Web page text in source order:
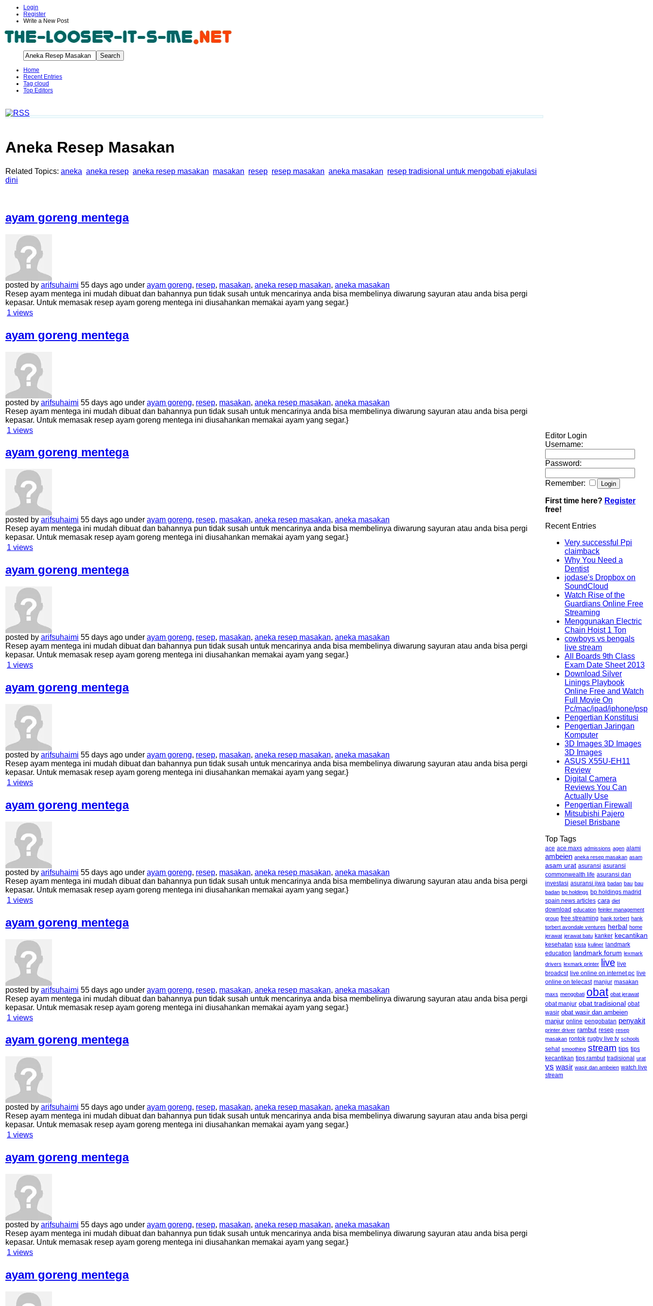
Login
Register
Write a New Post
Home
Recent Entries
Tag cloud
Top Editors
Aneka Resep Masakan
Related Topics: aneka aneka resep aneka resep masakan masakan resep resep masakan aneka masakan resep tradisional untuk mengobati ejakulasi
dini
ayam goreng mentega
posted by arifsuhaimi 55 days ago under ayam goreng, resep, masakan, aneka resep masakan, aneka masakan
Resep ayam mentega ini mudah dibuat dan bahannya pun tidak susah untuk mencarinya anda bisa membelinya diwarung sayuran atau anda bisa pergi
kepasar. Untuk memasak resep ayam goreng mentega ini diusahankan memakai ayam yang segar.}
1 views
ayam goreng mentega
posted by arifsuhaimi 55 days ago under ayam goreng, resep, masakan, aneka resep masakan, aneka masakan
Resep ayam mentega ini mudah dibuat dan bahannya pun tidak susah untuk mencarinya anda bisa membelinya diwarung sayuran atau anda bisa pergi
kepasar. Untuk memasak resep ayam goreng mentega ini diusahankan memakai ayam yang segar.}
1 views
ayam goreng mentega
posted by arifsuhaimi 55 days ago under ayam goreng, resep, masakan, aneka resep masakan, aneka masakan
Resep ayam mentega ini mudah dibuat dan bahannya pun tidak susah untuk mencarinya anda bisa membelinya diwarung sayuran atau anda bisa pergi
kepasar. Untuk memasak resep ayam goreng mentega ini diusahankan memakai ayam yang segar.}
1 views
ayam goreng mentega
posted by arifsuhaimi 55 days ago under ayam goreng, resep, masakan, aneka resep masakan, aneka masakan
Resep ayam mentega ini mudah dibuat dan bahannya pun tidak susah untuk mencarinya anda bisa membelinya diwarung sayuran atau anda bisa pergi
kepasar. Untuk memasak resep ayam goreng mentega ini diusahankan memakai ayam yang segar.}
1 views
ayam goreng mentega
posted by arifsuhaimi 55 days ago under ayam goreng, resep, masakan, aneka resep masakan, aneka masakan
Resep ayam mentega ini mudah dibuat dan bahannya pun tidak susah untuk mencarinya anda bisa membelinya diwarung sayuran atau anda bisa pergi
kepasar. Untuk memasak resep ayam goreng mentega ini diusahankan memakai ayam yang segar.}
1 views
ayam goreng mentega
posted by arifsuhaimi 55 days ago under ayam goreng, resep, masakan, aneka resep masakan, aneka masakan
Resep ayam mentega ini mudah dibuat dan bahannya pun tidak susah untuk mencarinya anda bisa membelinya diwarung sayuran atau anda bisa pergi
kepasar. Untuk memasak resep ayam goreng mentega ini diusahankan memakai ayam yang segar.}
1 views
ayam goreng mentega
posted by arifsuhaimi 55 days ago under ayam goreng, resep, masakan, aneka resep masakan, aneka masakan
Resep ayam mentega ini mudah dibuat dan bahannya pun tidak susah untuk mencarinya anda bisa membelinya diwarung sayuran atau anda bisa pergi
kepasar. Untuk memasak resep ayam goreng mentega ini diusahankan memakai ayam yang segar.}
1 views
ayam goreng mentega
posted by arifsuhaimi 55 days ago under ayam goreng, resep, masakan, aneka resep masakan, aneka masakan
Resep ayam mentega ini mudah dibuat dan bahannya pun tidak susah untuk mencarinya anda bisa membelinya diwarung sayuran atau anda bisa pergi
kepasar. Untuk memasak resep ayam goreng mentega ini diusahankan memakai ayam yang segar.}
1 views
ayam goreng mentega
posted by arifsuhaimi 55 days ago under ayam goreng, resep, masakan, aneka resep masakan, aneka masakan
Resep ayam mentega ini mudah dibuat dan bahannya pun tidak susah untuk mencarinya anda bisa membelinya diwarung sayuran atau anda bisa pergi
kepasar. Untuk memasak resep ayam goreng mentega ini diusahankan memakai ayam yang segar.}
1 views
ayam goreng mentega
Editor Login
Username:
Password:
Remember:
First time here? Register
free!
Recent Entries
Very successful Ppi
claimback
Why You Need a
Dentist
jodase's Dropbox on
SoundCloud
Watch Rise of the
Guardians Online Free
Streaming
Menggunakan Electric
Chain Hoist 1 Ton
cowboys vs bengals
live stream
All Boards 9th Class
Exam Date Sheet 2013
Download Silver
Linings Playbook
Online Free and Watch
Full Movie On
Pc/mac/ipad/iphone/psp
Pengertian Konstitusi
Pengertian Jaringan
Komputer
3D Images 3D Images
3D Images
ASUS X55U-EH11
Review
Digital Camera
Reviews You Can
Actually Use
Pengertian Firewall
Mitsubishi Pajero
Diesel Brisbane
Top Tags
ace ace maxs admissions agen alami
ambeien aneka resep masakan asam
asam urat asuransi asuransi
commonwealth life asuransi dan
investasi asuransi jiwa badan bau bau
badan bp holdings bp holdings madrid
spain news articles cara diet
download education feinler management
group free streaming hank torbert hank
torbert avondale ventures herbal home
jerawat jerawat batu kanker kecantikan
kesehatan kista kuliner landmark
education landmark forum lexmark
drivers lexmark printer live live
broadcst live online on internet pc live
online on telecast manjur masakan
maxs mengobati obat obat jerawat
obat manjur obat tradisional obat
wasir obat wasir dan ambeien
manjur online pengobatan penyakit
printer driver rambut resep resep
masakan rontok rugby live tv schools
sehat smoothing stream tips tips
kecantikan tips rambut tradisional urat
vs wasir wasir dan ambeien watch live
stream